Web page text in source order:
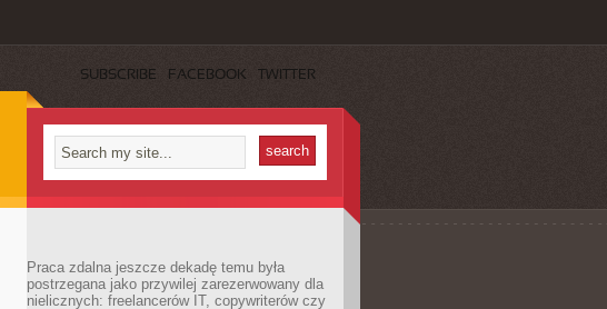
SUBSCRIBE FACEBOOK TWITTER
Praca zdalna jeszcze dekadę temu była
postrzegana jako przywilej zarezerwowany dla
nielicznych: freelancerów IT, copywriterów czy